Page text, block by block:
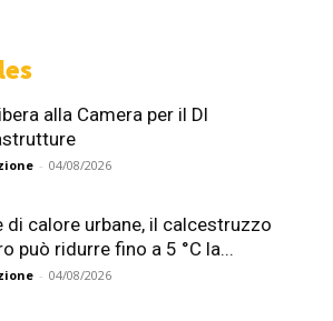
alla Camera per il Dl
- 04/08/2026
di calore urbane, il calcestruzzo
può ridurre fino a 5 °C la...
- 04/08/2026